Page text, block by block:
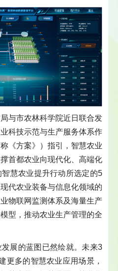
与市农林科学院近日联合发
科技示范与生产服务体系作
《方案》）指引，智慧农业
首都农业向现代化、高端化
慧农业提升行动所选定的5
代农业装备与信息化领域的
物联网监测体系及海量生产
型，推动农业生产管理的全
展的蓝图已然绘就。未来3
更多的智慧农业应用场景，